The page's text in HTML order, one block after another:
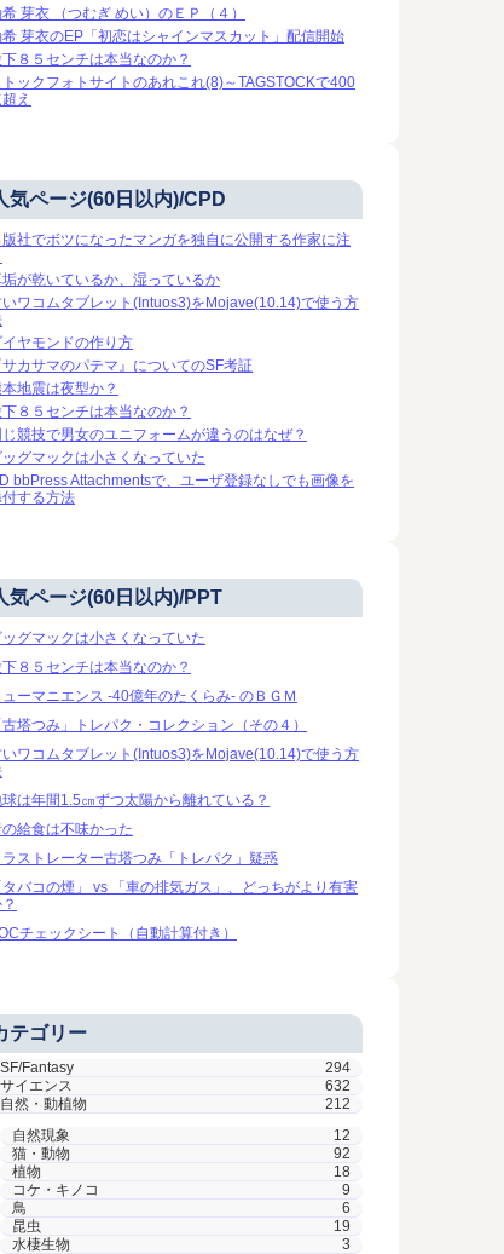
芽衣 （つむぎ めい）のＥＰ（４）
芽衣のEP「初恋はシャインマスカット」配信開始
下８５センチは本当なのか？
トックフォトサイトのあれこれ(8)～TAGSTOCKで400
え
気ページ(60日以内)/CPD
社でボツになったマンガを独自に公開する作家に注
が乾いているか、湿っているか
いワコムタブレット(Intuos3)をMojave(10.14)で使う方
イヤモンドの作り方
サカサマのパテマ』についてのSF考証
地震は夜型か？
下８５センチは本当なのか？
じ競技で男女のユニフォームが違うのはなぜ？
ッグマックは小さくなっていた
bbPress Attachmentsで、ユーザ登録なしでも画像を
する方法
気ページ(60日以内)/PPT
ッグマックは小さくなっていた
下８５センチは本当なのか？
ューマニエンス -40億年のたくらみ- のＢＧＭ
古塔つみ」トレパク・コレクション（その４）
いワコムタブレット(Intuos3)をMojave(10.14)で使う方
は年間1.5㎝ずつ太陽から離れている？
給食は不味かった
ラストレーター古塔つみ「トレパク」疑惑
タバコの煙」 vs 「車の排気ガス」、どっちがより有害
チェックシート（自動計算付き）
テゴリー
SF/Fantasy
294
サイエンス
632
自然・動植物
212
自然現象
12
猫・動物
92
植物
18
コケ・キノコ
9
鳥
6
昆虫
19
水棲生物
3